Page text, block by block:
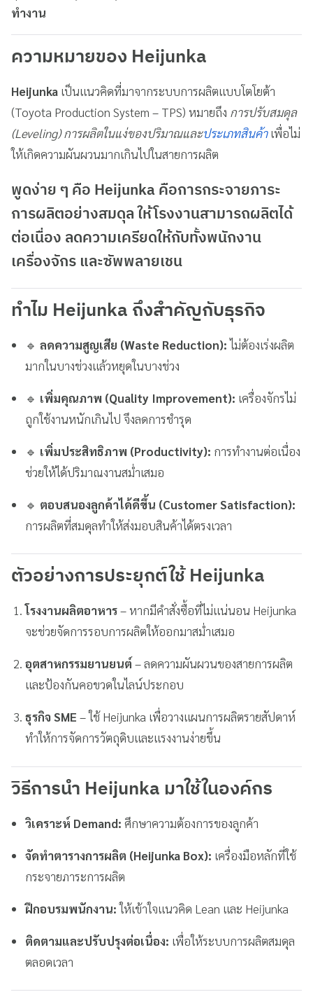
ทำงาน
ความหมายของ Heijunka
Heijunka เป็นแนวคิดที่มาจากระบบการผลิตแบบโตโยต้า
(Toyota Production System – TPS) หมายถึง การปรับสมดุล
(Leveling) การผลิตในแง่ของปริมาณและประเภทสินค้าเพื่อไม่
ให้เกิดความผันผวนมากเกินไปในสายการผลิต
พูดง่าย ๆ คือ Heijunka คือการกระจายภาระ
การผลิตอย่างสมดุลให้โรงงานสามารถผลิตได้
ต่อเนื่อง ลดความเครียดให้กับทั้งพนักงาน
เครื่องจักร และซัพพลายเชน
ทำไม Heijunka ถึงสำคัญกับธุรกิจ
🔹ลดความสูญเสีย (Waste Reduction):ไม่ต้องเร่งผลิต
มากในบางช่วงแล้วหยุดในบางช่วง
🔹 เพิ่มคุณภาพ (Quality Improvement): เครื่องจักรไม่
ถูกใช้งานหนักเกินไป จึงลดการชำรุด
🔹 เพิ่มประสิทธิภาพ (Productivity): การทำงานต่อเนื่อง
ช่วยให้ได้ปริมาณงานสม่ำเสมอ
🔹 ตอบสนองลูกค้าได้ดีขึ้น (Customer Satisfaction):
การผลิตที่สมดุลทำให้ส่งมอบสินค้าได้ตรงเวลา
ตัวอย่างการประยุกต์ใช้ Heijunka
โรงงานผลิตอาหาร– หากมีคำสั่งซื้อที่ไม่แน่นอน Heijunka
จะช่วยจัดการรอบการผลิตให้ออกมาสม่ำเสมอ
อุตสาหกรรมยานยนต์ – ลดความผันผวนของสายการผลิต
และป้องกันคอขวดในไลน์ประกอบ
ธุรกิจ SME – ใช้ Heijunka เพื่อวางแผนการผลิตรายสัปดาห์
ทำให้การจัดการวัตถุดิบและแรงงานง่ายขึ้น
วิธีการนำ Heijunka มาใช้ในองค์กร
วิเคราะห์ Demand: ศึกษาความต้องการของลูกค้า
จัดทำตารางการผลิต (Heijunka Box): เครื่องมือหลักที่ใช้
กระจายภาระการผลิต
ฝึกอบรมพนักงาน:ให้เข้าใจแนวคิด Lean และ Heijunka
ติดตามและปรับปรุงต่อเนื่อง: เพื่อให้ระบบการผลิตสมดุล
ตลอดเวลา